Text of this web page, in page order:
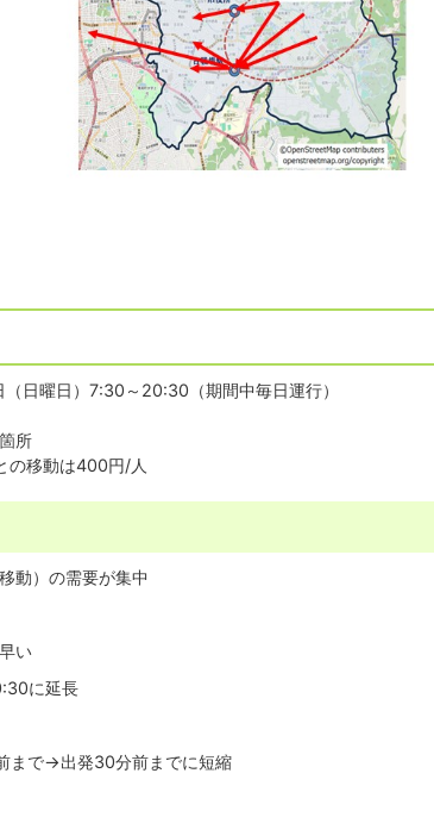
日曜日）7:30～20:30（期間中毎日運行）
所
の移動は400円/人
動）の需要が集中
い
に延長
で→出発30分前までに短縮